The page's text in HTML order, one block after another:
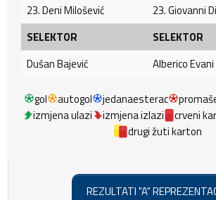
23. Deni Milošević 23. Giovanni
SELEKTOR
SELEKTOR
Dušan Bajević
Alberico Evani
gol autogol jedanaesterac
izmjena ulazi
izmjena izlazi crveni
drugi žuti karton
REZULTATI "A"